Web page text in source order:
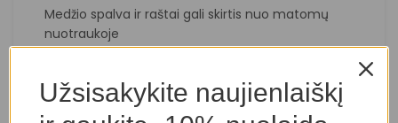
Medžio spalva ir raštai gali skirtis nuo matomų
nuotraukoje
Užsisakykite naujienlaiškį